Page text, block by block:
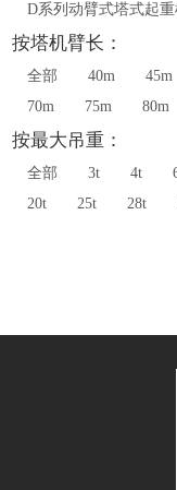
D系列动臂式塔式起
按塔机臂长：
全部 40m 45m
70m
75m 80m
按最大吊重：
全部 3t 4t
20t
25t 28t